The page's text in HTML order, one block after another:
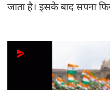
जाता है। इसके बाद सपना